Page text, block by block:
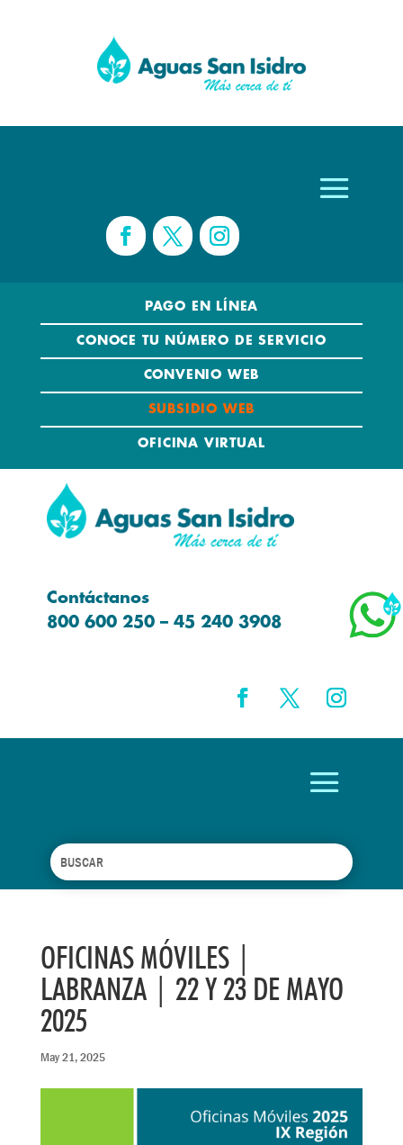
PAGO EN LÍNEA
CONOCE TU NÚMERO DE SERVICIO
CONVENIO WEB
SUBSIDIO WEB
OFICINA VIRTUAL
Contáctanos
800 600 250 – 45 240 3908
OFICINAS MÓVILES |
LABRANZA | 22 Y 23 DE MAYO
2025
May 21, 2025